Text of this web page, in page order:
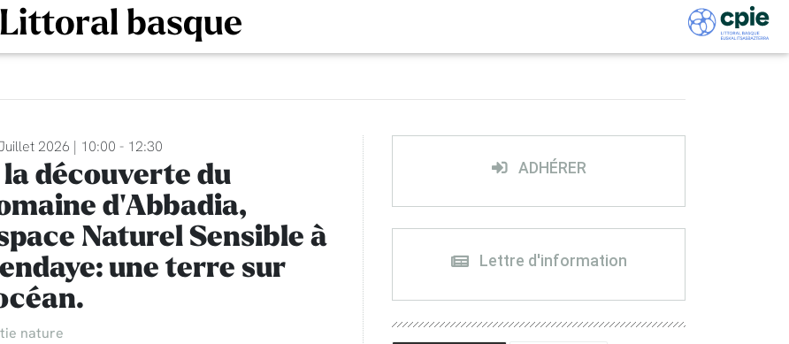
basque
2026 | 10:00 - 12:30
découverte du
d'Abbadia,
Naturel Sensible à
une terre sur
nature
ADHÉRER
Lettre d'information